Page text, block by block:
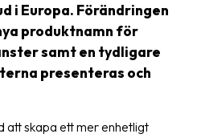
i Europa. Förändringen
produktnamn för
samt en tydligare
presenteras och
att skapa ett mer enhetligt